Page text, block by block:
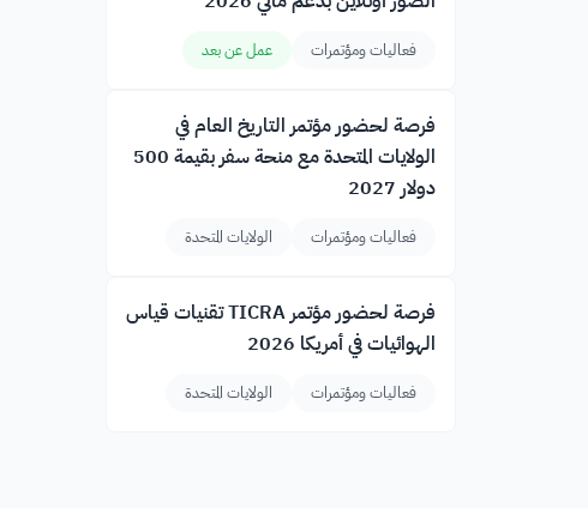
فعاليات ومؤتمرات عمل عن بعد
فرصة لحضور مؤتمر التاريخ العام في
الولايات المتحدة مع منحة سفر بقيمة 500
دولار 2027
فعاليات ومؤتمرات الولايات المتحدة
فرصة لحضور مؤتمر TICRA تقنيات قياس
الهوائيات في أمريكا 2026
فعاليات ومؤتمرات الولايات المتحدة